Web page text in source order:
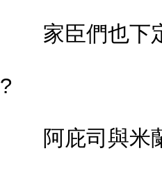
家臣們也下
?
阿庇司與米蘭